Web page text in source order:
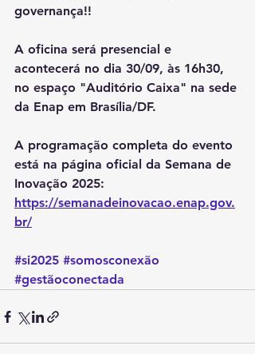
governança!!
A oficina será presencial e
acontecerá no dia 30/09, às 16h30,
no espaço "Auditório Caixa" na sede
da Enap em Brasília/DF.
A programação completa do evento
está na página oficial da Semana de
Inovação 2025:
https://semanadeinovacao.enap.gov.
br/
#si2025 #somosconexão
#gestãoconectada